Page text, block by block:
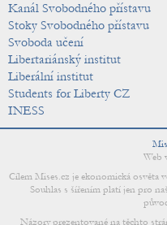
Kanál Svobodného přístavu
Stoky Svobodného přístavu
Svoboda učení
Libertariánský institut
Liberální institut
Students for Liberty CZ
INESS
Web
Cílem Mises.cz je ekonomická osvěta
Souhlas s šířením platí jen pro
Názory prezentované na těchto